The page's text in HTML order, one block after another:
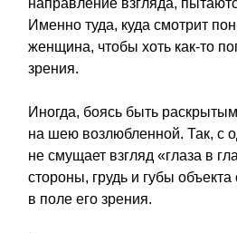
Именно туда, куда смотрит
женщина, чтобы хоть как-то
зрения.
Иногда, боясь быть
на шею возлюбленной. Так, с
не смущает взгляд «глаза в
стороны, грудь и губы
в поле его зрения.